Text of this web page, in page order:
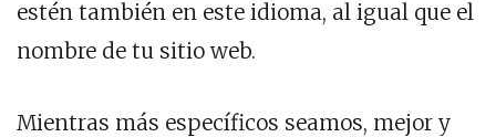
estén también en este idioma, al igual que el
nombre de tu sitio web.
Mientras más específicos seamos, mejor y